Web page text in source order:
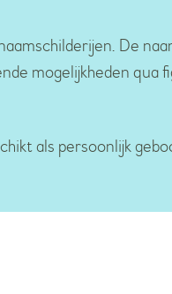
De
mogelijkheden qua
als persoonlijk